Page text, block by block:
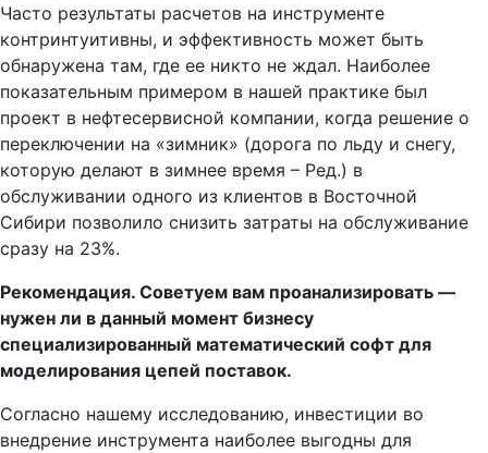
Часто результаты расчетов на инструменте
контринтуитивны, и эффективность может быть
обнаружена там, где ее никто не ждал. Наиболее
показательным примером в нашей практике был
проект в нефтесервисной компании, когда решение о
переключении на «зимник» (дорога по льду и снегу,
которую делают в зимнее время – Ред.) в
обслуживании одного из клиентов в Восточной
Сибири позволило снизить затраты на обслуживание
сразу на 23%.
Рекомендация. Советуем вам проанализировать —
нужен ли в данный момент бизнесу
специализированный математический софт для
моделирования цепей поставок.
Согласно нашему исследованию, инвестиции во
внедрение инструмента наиболее выгодны для